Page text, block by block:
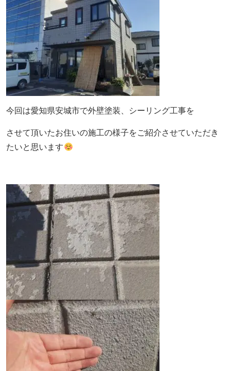
今回は愛知県安城市で外壁塗装、シーリング工事を
させて頂いたお住いの施工の様子をご紹介させていただき
たいと思います